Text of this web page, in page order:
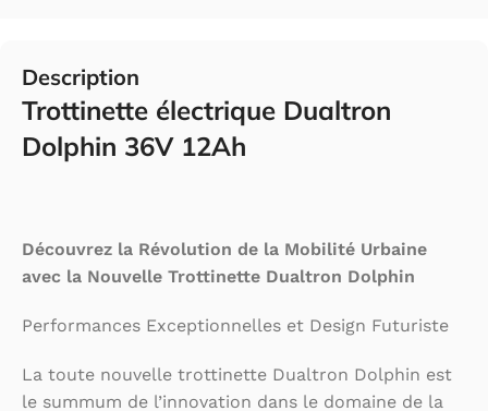
Description
Trottinette électrique Dualtron
Dolphin 36V 12Ah
Découvrez la Révolution de la Mobilité Urbaine
avec la Nouvelle Trottinette Dualtron Dolphin
Performances Exceptionnelles et Design Futuriste
La toute nouvelle trottinette Dualtron Dolphin est
le summum de l’innovation dans le domaine de la